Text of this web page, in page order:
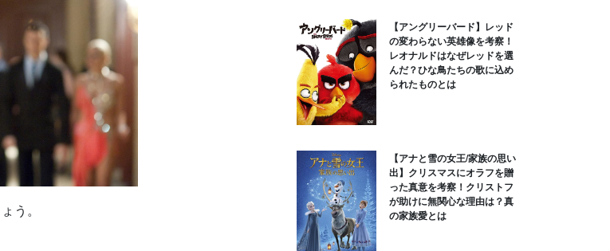
う。
【アングリーバード】レッド
の変わらない英雄像を考察！
レオナルドはなぜレッドを選
んだ？ひな鳥たちの歌に込め
られたものとは
【アナと雪の女王/家族の思い
出】クリスマスにオラフを贈
った真意を考察！クリストフ
が助けに無関心な理由は？真
の家族愛とは